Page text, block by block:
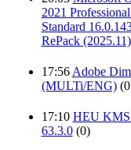
2021
Standard
RePack (2025.11)
17:56 Adobe
(MULTi/ENG)
17:10 HEU
63.3.0 (0)